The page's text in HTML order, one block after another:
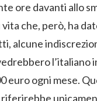
ore davanti allo
che, però, ha
alcune
l’italiano
euro ogni mese.